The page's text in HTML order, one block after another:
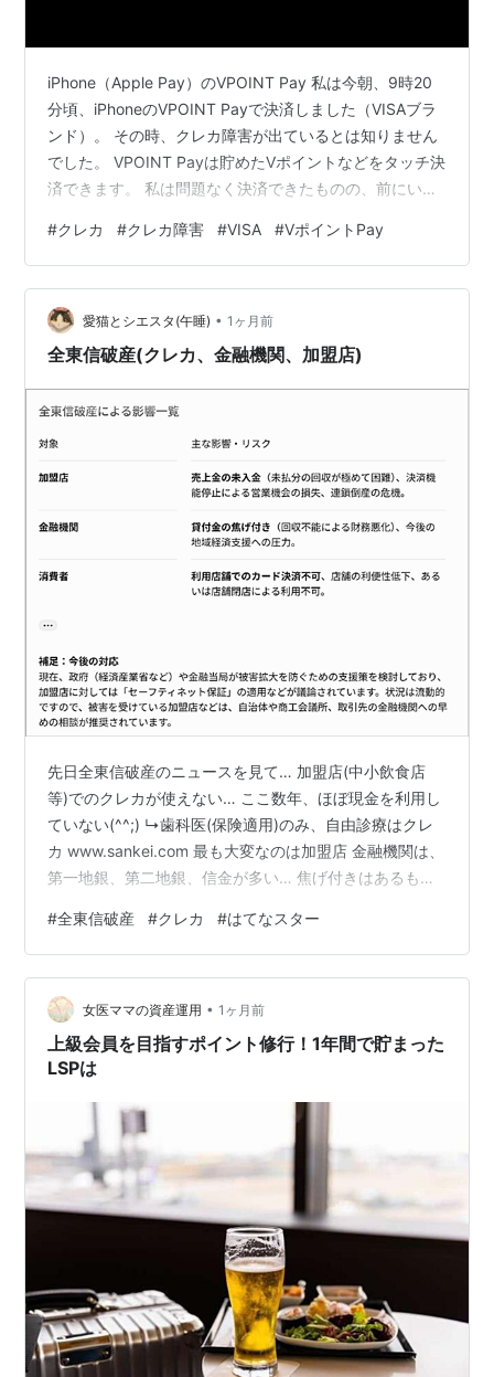
iPhone（Apple Pay）のVPOINT Pay 私は今朝、9時20
分頃、iPhoneのVPOINT Payで決済しました（VISAブラ
ンド）。 その時、クレカ障害が出ているとは知りません
でした。 VPOINT Payは貯めたVポイントなどをタッチ決
済できます。 私は問題なく決済できたものの、前にいた
ました。決済機器の認証がスムーズにいきませんでし
た。しばらく待つと決済できていました。 私は現金も持
っていましたが、楽天ペイ、PayPayなどのバーコード決
済、JCBなどのクレジットカードもあるため、このよう
な障害が出ていても対応できます。…
#クレカ #クレカ障害 #VISA #VポイントPay
愛猫とシエスタ(午睡) • 1ヶ月前
全東信破産(クレカ、金融機関、加盟店)
先日全東信破産のニュースを見て… 加盟店(中小飲食店
等)でのクレカが使えない… ここ数年、ほぼ現金を利用し
ていない(^^;) ↳歯科医(保険適用)のみ、自由診療はクレ
カ www.sankei.com 最も大変なのは加盟店 金融機関は、
第一地銀、第二地銀、信金が多い… 焦げ付きはあるもの
viva/olive-times/0031/ 加盟店は、中小(飲食店、物販等)
最近、外食はほとんどしない(^^;) 電チャリパンク時、地
元の個人店でクレカ利用 …まさか、全東信の加盟店？！
とても親切な自転車屋さん♪ 万が一の…
#全東信破産 #クレカ #はてなスター
女医ママの資産運用 • 1ヶ月前
上級会員を目指すポイント修行！1年間で貯まった
LSPは